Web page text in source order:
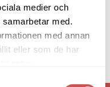
medier och
med.
med annan
eller som de har